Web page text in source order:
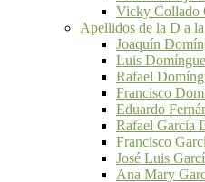
Vicky Collado
Apellidos de la D a
Joaquín
Luis
Rafael
Francisco
Eduardo
Rafael García
Francisco
José Luis
Ana Mary